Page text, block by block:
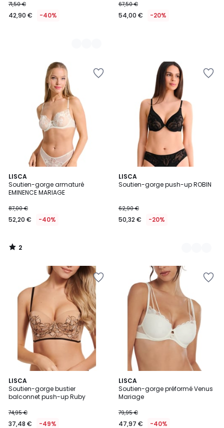
71,50 €
42,90 € -40%
67,50 €
54,00 € -20%
LISCA
Soutien-gorge armaturé
EMINENCE MARIAGE
87,00 €
52,20 € -40%
2
/
5
2
/
LISCA
Soutien-gorge push-up ROBIN
62,90 €
50,32 € -20%
2
Couleurs
LISCA
Soutien-gorge bustier
balconnet push-up Ruby
74,95 €
37,48 € -49%
4
/
5
LISCA
Soutien-gorge préformé Venus
Mariage
79,95 €
47,97 € -40%